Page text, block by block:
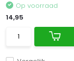
Op voorraad
14,95